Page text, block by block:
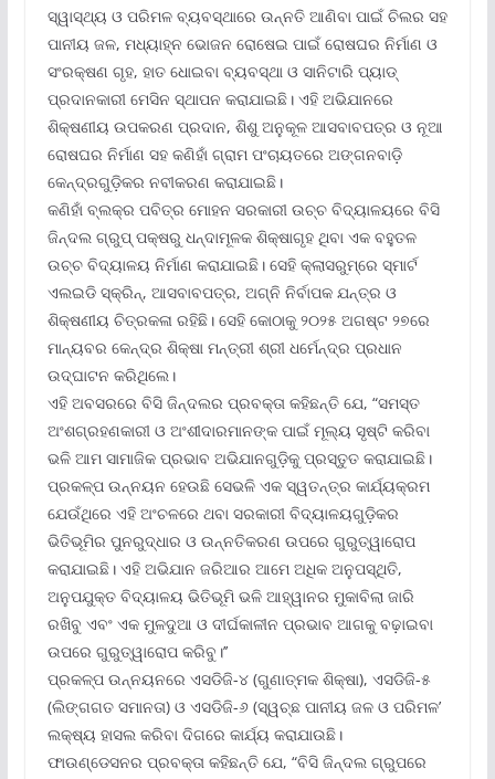
ସ୍ୱାସ୍ଥ୍ୟ ଓ ପରିମଳ ବ୍ୟବସ୍ଥାରେ ଉନ୍ନତି ଆଣିବା ପାଇଁ ଚିଲର ସହ
ପାନୀୟ ଜଳ, ମଧ୍ୟାହ୍ନ ଭୋଜନ ରୋଷେଇ ପାଇଁ ରୋଷଘର ନିର୍ମାଣ ଓ
ସଂରକ୍ଷଣ ଗୃହ, ହାତ ଧୋଇବା ବ୍ୟବସ୍ଥା ଓ ସାନିଟାରି ପ୍ୟାଡ୍
ପ୍ରଦାନକାରୀ ମେସିନ ସ୍ଥାପନ କରାଯାଇଛି। ଏହି ଅଭିଯାନରେ
ଶିକ୍ଷଣୀୟ ଉପକରଣ ପ୍ରଦାନ, ଶିଶୁ ଅନୁକୂଳ ଆସବାବପତ୍ର ଓ ନୂଆ
ରୋଷଘର ନିର୍ମାଣ ସହ କଣିହାଁ ଗ୍ରାମ ପଂଚାୟତରେ ଅଙ୍ଗନବାଡ଼ି
କେନ୍ଦ୍ରଗୁଡ଼ିକର ନବୀକରଣ କରାଯାଇଛି।
କଣିହାଁ ବ୍ଲକ୍‌ର ପବିତ୍ର ମୋହନ ସରକାରୀ ଉଚ୍ଚ ବିଦ୍ୟାଳୟରେ ବିସି
ଜିନ୍ଦଲ ଗ୍ରୁପ୍ ପକ୍ଷରୁ ଧନ୍ଦାମୂଳକ ଶିକ୍ଷାଗୃହ ଥିବା ଏକ ବହୁତଳ
ଉଚ୍ଚ ବିଦ୍ୟାଳୟ ନିର୍ମାଣ କରାଯାଇଛି। ସେହି କ୍ଲାସରୁମ୍‌ରେ ସ୍ମାର୍ଟ
ଏଲଇଡି ସ୍କ୍ରିନ୍‌, ଆସବାବପତ୍ର, ଅଗ୍ନି ନିର୍ବାପକ ଯନ୍ତ୍ର ଓ
ଶିକ୍ଷଣୀୟ ଚିତ୍ରକଳା ରହିଛି। ସେହି କୋଠାକୁ ୨୦୨୫ ଅଗଷ୍ଟ ୨୭ରେ
ମାନ୍ୟବର କେନ୍ଦ୍ର ଶିକ୍ଷା ମନ୍ତ୍ରୀ ଶ୍ରୀ ଧର୍ମେନ୍ଦ୍ର ପ୍ରଧାନ
ଉଦ୍‌ଘାଟନ କରିଥିଲେ।
ଏହି ଅବସରରେ ବିସି ଜିନ୍ଦଲର ପ୍ରବକ୍ତା କହିଛନ୍ତି ଯେ, “ସମସ୍ତ
ଅଂଶଗ୍ରହଣକାରୀ ଓ ଅଂଶୀଦାରମାନଙ୍କ ପାଇଁ ମୂଲ୍ୟ ସୃଷ୍ଟି କରିବା
ଭଳି ଆମ ସାମାଜିକ ପ୍ରଭାବ ଅଭିଯାନଗୁଡ଼ିକୁ ପ୍ରସ୍ତୁତ କରାଯାଇଛି।
ପ୍ରକଳ୍ପ ଉନ୍ନୟନ ହେଉଛି ସେଭଳି ଏକ ସ୍ୱତନ୍ତ୍ର କାର୍ଯ୍ୟକ୍ରମ
ଯେଉଁଥିରେ ଏହି ଅଂଚଳରେ ଥବା ସରକାରୀ ବିଦ୍ୟାଳୟଗୁଡ଼ିକର
ଭିତିଭୂମିର ପୁନରୁଦ୍ଧାର ଓ ଉନ୍ନତିକରଣ ଉପରେ ଗୁରୁତ୍ୱାରୋପ
କରାଯାଇଛି। ଏହି ଅଭିଯାନ ଜରିଆର ଆମେ ଅଧିକ ଅନୁପସ୍ଥିତି,
ଅନୁପଯୁକ୍ତ ବିଦ୍ୟାଳୟ ଭିତିଭୂମି ଭଳି ଆହ୍ୱାନର ମୁକାବିଲା ଜାରି
ରଖିବୁ ଏବଂ ଏକ ମୁଳଦୁଆ ଓ ଦୀର୍ଘକାଳୀନ ପ୍ରଭାବ ଆଗକୁ ବଢ଼ାଇବା
ଉପରେ ଗୁରୁତ୍ୱାରୋପ କରିବୁ।’’
ପ୍ରକଳ୍ପ ଉନ୍ନୟନରେ ଏସଡିଜି-୪ (ଗୁଣାତ୍ମକ ଶିକ୍ଷା), ଏସଡିଜି-୫
(ଲିଙ୍ଗଗତ ସମାନତା) ଓ ଏସଡିଜି-୬ (ସ୍ୱଚ୍ଛ ପାନୀୟ ଜଳ ଓ ପରିମଳ’
ଲକ୍ଷ୍ୟ ହାସଲ କରିବା ଦିଗରେ କାର୍ଯ୍ୟ କରାଯାଉଛି।
ଫାଉଣ୍ଡେସନର ପ୍ରବକ୍ତା କହିଛନ୍ତି ଯେ, “ବିସି ଜିନ୍ଦଲ ଗ୍ରୁପରେ